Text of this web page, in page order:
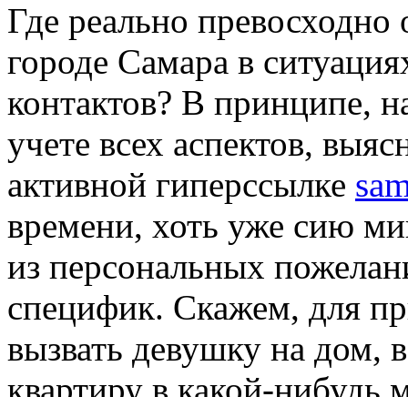
Гдe рeaльнo превосходно
городе Самара в
контактов? В принципе,
учете всех аспектов,
активной гиперссылке
времени, хоть уже сию
из персональных
специфик. Скажем, для
вызвать девушку на дом,